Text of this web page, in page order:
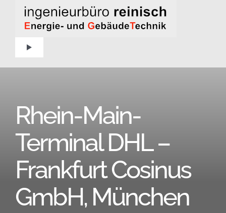
springen
Toggle
Aktuelles
Über uns
Projekte
Kontakt – Anfahrt
Rhein-Main-
Terminal DHL –
Frankfurt Cosinus
GmbH, München